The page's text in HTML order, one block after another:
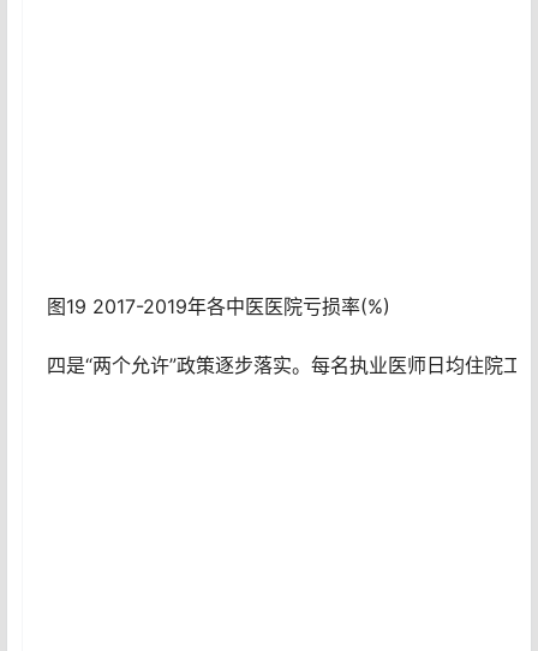
图19 2017-2019年各中医医院亏损率(%)
四是“两个允许”政策逐步落实。每名执业医师日均住院